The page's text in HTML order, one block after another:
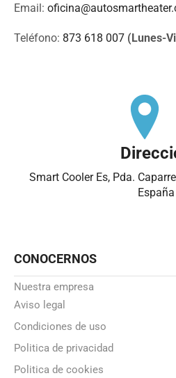
Email:
Teléfono: 873 618 007 (Lunes-
Smart Cooler Es, Pda.
España
CONOCERNOS
Nuestra empresa
Aviso legal
Condiciones de uso
Politica de privacidad
Politica de cookies